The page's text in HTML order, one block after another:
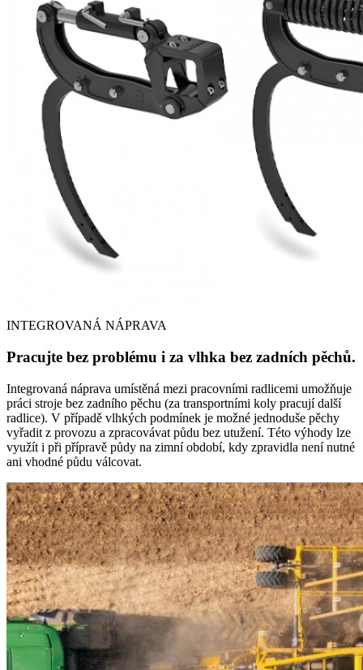
INTEGROVANÁ NÁPRAVA
Pracujte bez problému i za vlhka bez zadních pěchů.
Integrovaná náprava umístěná mezi pracovními radlicemi umožňuje
práci stroje bez zadního pěchu (za transportními koly pracují další
radlice). V případě vlhkých podmínek je možné jednoduše pěchy
vyřadit z provozu a zpracovávat půdu bez utužení. Této výhody lze
využít i při přípravě půdy na zimní období, kdy zpravidla není nutné
ani vhodné půdu válcovat.